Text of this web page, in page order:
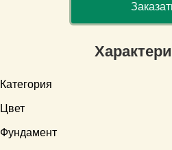
Категория
Цвет
Фундамент